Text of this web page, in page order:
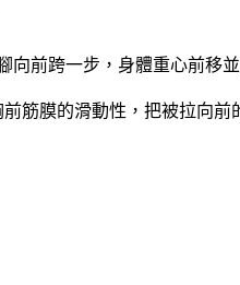
前跨一步，身體重心前移
筋膜的滑動性，把被拉向